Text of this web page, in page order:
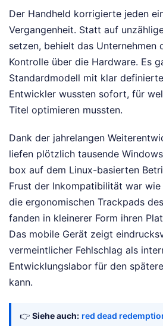
Der Handheld korrigierte jeden
Vergangenheit. Statt auf
setzen, behielt das Unternehmen
Kontrolle über die Hardware. Es
Standardmodell mit klar
Entwickler wussten sofort, für
Titel optimieren mussten.
Dank der jahrelangen
liefen plötzlich tausende
box auf dem Linux-basierten
Frust der Inkompatibilität war
die ergonomischen Trackpads
fanden in kleinerer Form ihren
Das mobile Gerät zeigt
vermeintlicher Fehlschlag als
Entwicklungslabor für den
kann.
👉 Siehe auch: red dead